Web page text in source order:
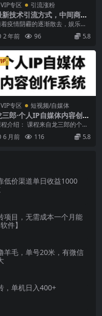
VIP专区 引流涨粉
新技术引流方式，中间商赚
高额差价，8天获利2.9个w
疫情阴霾的逐渐散去，娱乐产
正迎来前所未有的复兴与繁荣，
演唱会市场更是璀...
2 年前 96 5.8
VIP专区 短视频/自媒体
三郎·个人IP自媒体内容创作
统v1.0
介绍： 课程来自龙三郎的个人I
媒体内容创作系统v1.0。是给新
身打造...
6 月前 116 5.8
低价渠道单日收益1000
项目，无需成本一个月能
件】
羊毛，单号20米，有微信
，单机日入400+